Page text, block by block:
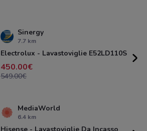
Sinergy
7.7 km
Electrolux - Lavastoviglie E52LD110S
450.00
549.00
MediaWorld
6.4 km